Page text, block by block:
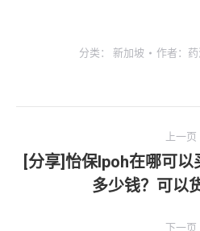
分类： 新加坡 作者：
章
上一页
上
一
[分享]怡保lpoh在哪可
多少钱？可以
下一页